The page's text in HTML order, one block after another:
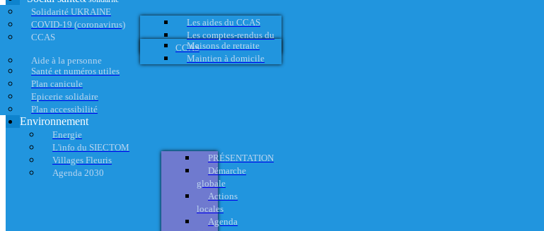
Solidarité UKRAINE
COVID-19 (coronavirus)
CCAS
Les aides du CCAS
Les comptes-rendus du
CCAS
Aide à la personne
Maisons de retraite
Maintien à domicile
Santé et numéros utiles
Plan canicule
Epicerie solidaire
Plan accessibilité
Environnement
Energie
L'info du SIECTOM
Villages Fleuris
Agenda 2030
PRÉSENTATION
Démarche
globale
Actions
locales
Agenda